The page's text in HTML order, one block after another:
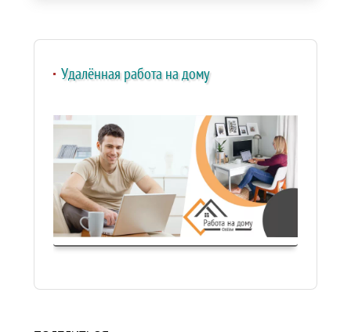
Удалённая работа на дому